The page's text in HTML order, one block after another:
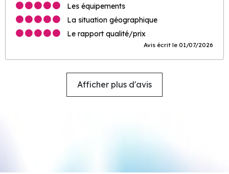
Les équipements
La situation géographique
Le rapport qualité/prix
Avis écrit le 01/07/2026
Afficher plus d'avis